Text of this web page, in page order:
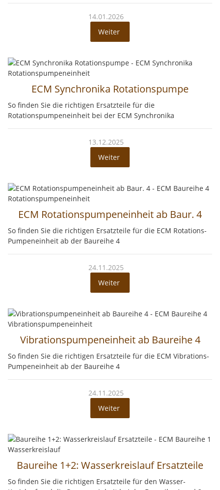
14.01.2026
Weiter
ECM Synchronika Rotationspumpe
So finden Sie die richtigen Ersatzteile für die
Rotationspumpeneinheit bei der ECM Synchronika
13.12.2025
Weiter
ECM Rotationspumpeneinheit ab Baur. 4
So finden Sie die richtigen Ersatzteile für die ECM Rotations-
Pumpeneinheit ab der Baureihe 4
24.11.2025
Weiter
Vibrationspumpeneinheit ab Baureihe 4
So finden Sie die richtigen Ersatzteile für die ECM Vibrations-
Pumpeneinheit ab der Baureihe 4
24.11.2025
Weiter
Baureihe 1+2: Wasserkreislauf Ersatzteile
So finden Sie die richtigen Ersatzteile für den Wasser-